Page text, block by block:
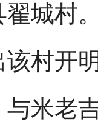
翟城村
该村开
与米老